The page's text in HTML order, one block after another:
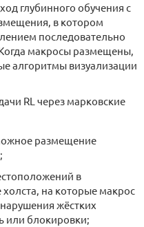
глубинного обучения с
в котором
последовательно
макросы размещены,
алгоритмы визуализации
RL через марковские
размещение
в
на которые макрос
жёстких
или блокировки;